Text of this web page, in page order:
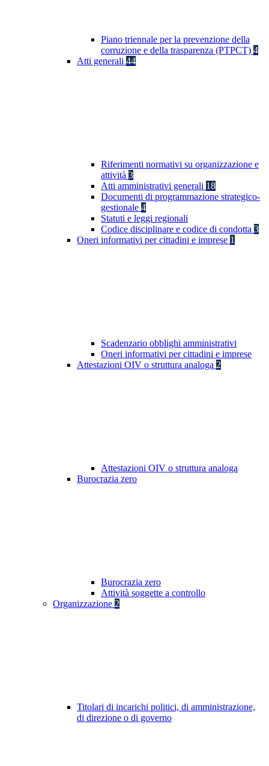
Piano triennale per la prevenzione della
corruzione e della trasparenza (PTPCT) 4
Atti generali 44
Riferimenti normativi su organizzazione e
attività 3
Atti amministrativi generali 18
Documenti di programmazione strategico-
gestionale 4
Statuti e leggi regionali
Codice disciplinare e codice di condotta 3
Oneri informativi per cittadini e imprese 1
Scadenzario obblighi amministrativi
Oneri informativi per cittadini e imprese
Attestazioni OIV o struttura analoga 2
Attestazioni OIV o struttura analoga
Burocrazia zero
Burocrazia zero
Attività soggette a controllo
Organizzazione 2
Titolari di incarichi politici, di amministrazione,
di direzione o di governo